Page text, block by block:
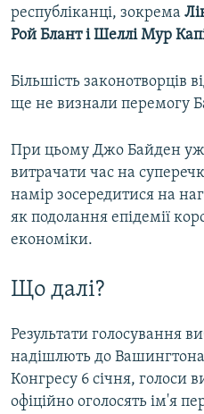
республіканці, зокрема
Рой Блант і Шеллі Мур
Більшість законотворців
ще не визнали перемогу
При цьому Джо Байден
витрачати час на
намір зосередитися на
як подолання епідемії
економіки.
Що далі?
Результати голосування
надішлють до Вашингтона.
Конгресу 6 січня, голоси
офіційно оголосять ім'я